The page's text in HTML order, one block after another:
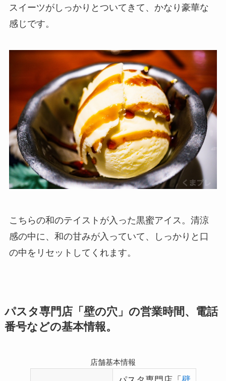
スイーツがしっかりとついてきて、かなり豪華な
感じです。
こちらの和のテイストが入った黒蜜アイス。清涼
感の中に、和の甘みが入っていて、しっかりと口
の中をリセットしてくれます。
パスタ専門店「壁の穴」の営業時間、電話
番号などの基本情報。
店舗基本情報